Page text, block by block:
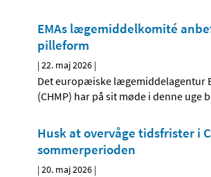
EMAs lægemiddelkomité
pilleform
|22. maj 2026 |
Det europæiske lægemiddelagentur
(CHMP) har på sit møde i denne uge
Husk at overvåge tidsfrister i
sommerperioden
|20. maj 2026 |